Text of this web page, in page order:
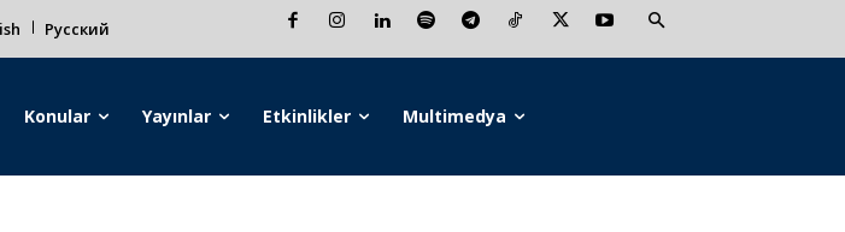
Русский
Konular Yayınlar Etkinlikler Multimedya